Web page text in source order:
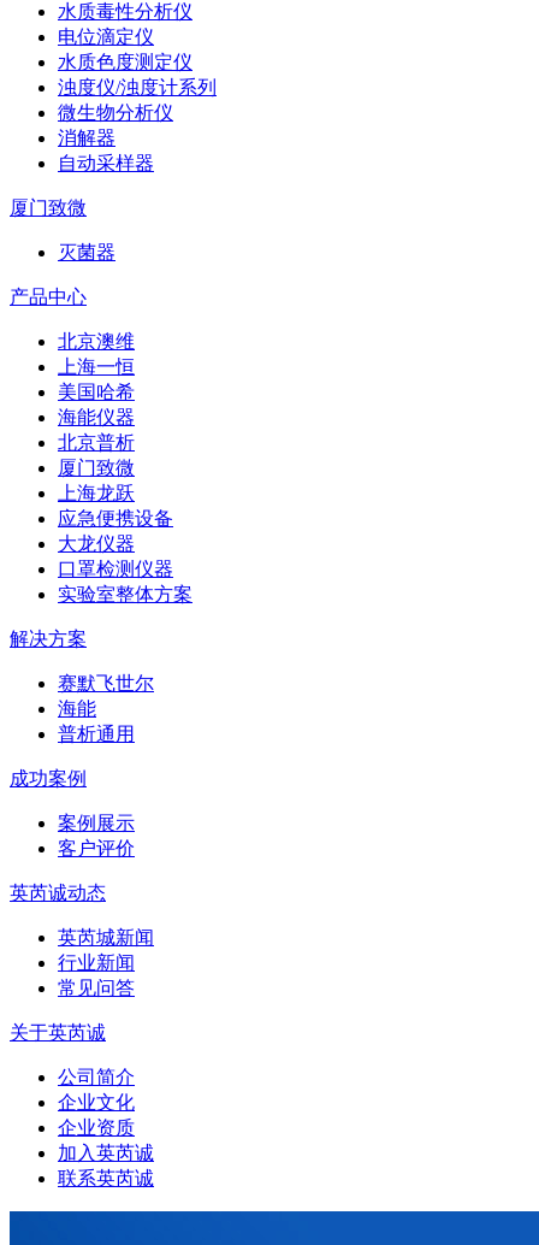
水质毒性分析仪
电位滴定仪
水质色度测定仪
浊度仪/浊度计系列
微生物分析仪
消解器
自动采样器
厦门致微
灭菌器
产品中心
北京澳维
上海一恒
美国哈希
海能仪器
北京普析
厦门致微
上海龙跃
应急便携设备
大龙仪器
口罩检测仪器
实验室整体方案
解决方案
赛默飞世尔
海能
普析通用
成功案例
案例展示
客户评价
英芮诚动态
英芮城新闻
行业新闻
常见问答
关于英芮诚
公司简介
企业文化
企业资质
加入英芮诚
联系英芮诚